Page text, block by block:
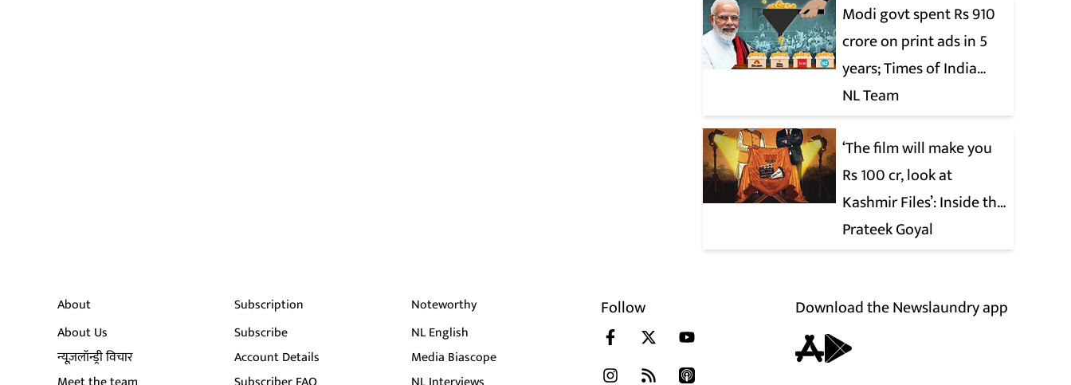
Modi govt spent Rs 910
crore on print ads in 5
years; Times of India
biggest beneficiary
NL Team
‘The film will make you
Rs 100 cr, look at
Kashmir Files’: Inside the
quiet capture of
Bollywood
Prateek Goyal
About
About Us
न्यूज़लॉन्ड्री विचार
Subscription
Subscribe
Account Details
Noteworthy
NL English
Media Biascope
Follow Download the Newslaundry app